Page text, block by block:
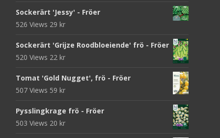
Sockerärt 'Jessy' - Fröer
526 Views 29 kr
Sockerärt 'Grijze Roodbloeiende' frö - Fröer
520 Views 22 kr
Tomat 'Gold Nugget', frö - Fröer
507 Views 59 kr
Pysslingkrage frö - Fröer
503 Views 20 kr